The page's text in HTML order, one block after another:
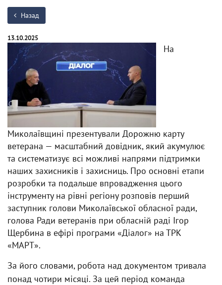
Назад
13.10.2025
На
Миколаївщині презентували Дорожню карту
ветерана — масштабний довідник, який акумулює
та систематизує всі можливі напрями підтримки
наших захисників і захисниць. Про основні етапи
розробки та подальше впровадження цього
інструменту на рівні регіону розповів перший
заступник голови Миколаївської обласної ради,
голова Ради ветеранів при обласній раді Ігор
Щербина в ефірі програми «Діалог» на ТРК
«МАРТ».
За його словами, робота над документом тривала
понад чотири місяці. За цей період команда